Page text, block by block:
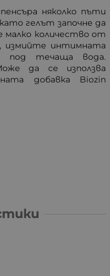
няколко пъти
гелът започне да
малко количество от
измийте интимната
под течаща вода.
да се използва
добавка Biozin